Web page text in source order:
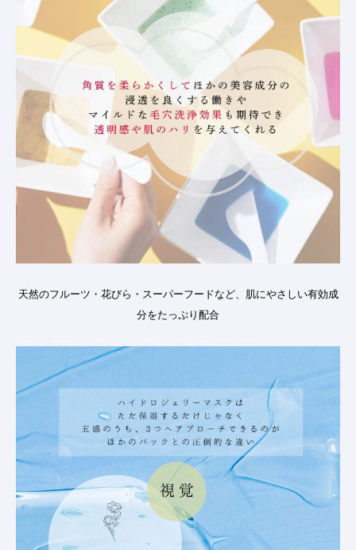
天然のフルーツ・花びら・スーパーフードなど、肌にやさしい有効成
分をたっぷり配合